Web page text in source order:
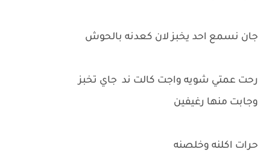
جان نسمع احد يخبز لان كعدنه بالحوش
رحت عمتي شويه واجت كالت ند جاي تخبز
وجابت منها رغيفين
حرات اكلنه وخلصنه